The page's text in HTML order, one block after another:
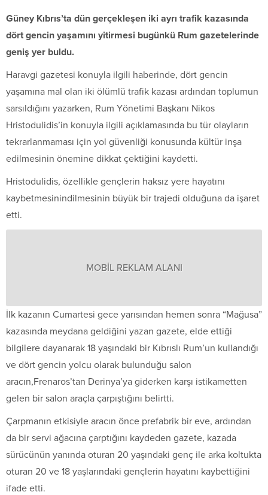
Güney Kıbrıs’ta dün gerçekleşen iki ayrı trafik kazasında
dört gencin yaşamını yitirmesi bugünkü Rum gazetelerinde
geniş yer buldu.
Haravgi gazetesi konuyla ilgili haberinde, dört gencin
yaşamına mal olan iki ölümlü trafik kazası ardından toplumun
sarsıldığını yazarken, Rum Yönetimi Başkanı Nikos
Hristodulidis’in konuyla ilgili açıklamasında bu tür olayların
tekrarlanmaması için yol güvenliği konusunda kültür inşa
edilmesinin önemine dikkat çektiğini kaydetti.
Hristodulidis, özellikle gençlerin haksız yere hayatını
kaybetmesinindilmesinin büyük bir trajedi olduğuna da işaret
etti.
MOBİL REKLAM ALANI
İlk kazanın Cumartesi gece yarısından hemen sonra “Mağusa”
kazasında meydana geldiğini yazan gazete, elde ettiği
bilgilere dayanarak 18 yaşındaki bir Kıbrıslı Rum’un kullandığı
ve dört gencin yolcu olarak bulunduğu salon
aracın,Frenaros’tan Derinya’ya giderken karşı istikametten
gelen bir salon araçla çarpıştığını belirtti.
Çarpmanın etkisiyle aracın önce prefabrik bir eve, ardından
da bir servi ağacına çarptığını kaydeden gazete, kazada
sürücünün yanında oturan 20 yaşındaki genç ile arka koltukta
oturan 20 ve 18 yaşlarındaki gençlerin hayatını kaybettiğini
ifade etti.